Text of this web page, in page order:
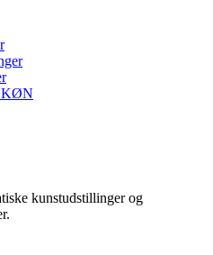
KØN
kunstudstillinger og